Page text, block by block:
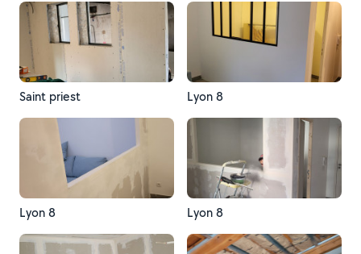
Saint priest Lyon 8
Lyon 8 Lyon 8